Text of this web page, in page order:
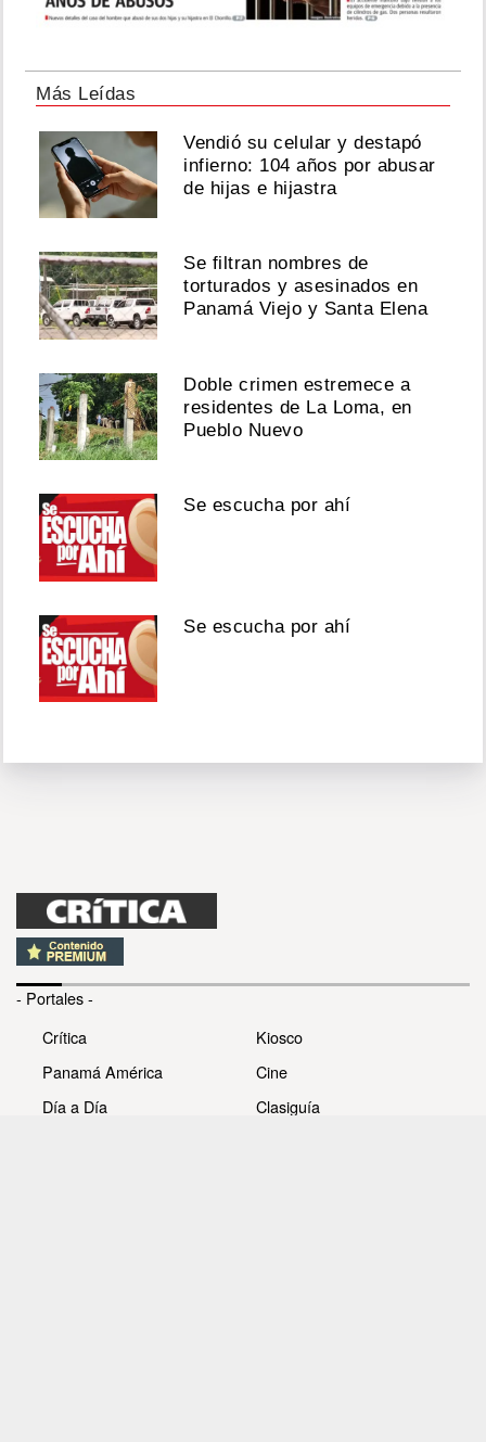
Más Leídas
Vendió su celular y destapó
infierno: 104 años por abusar
de hijas e hijastra
Se filtran nombres de
torturados y asesinados en
Panamá Viejo y Santa Elena
Doble crimen estremece a
residentes de La Loma, en
Pueblo Nuevo
Se escucha por ahí
Se escucha por ahí
- Portales -
Crítica
Panamá América
Día a Día
Kiosco
Cine
Clasiguía